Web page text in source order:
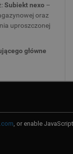
Subiekt nexo –
oraz
uproszczonej
główne